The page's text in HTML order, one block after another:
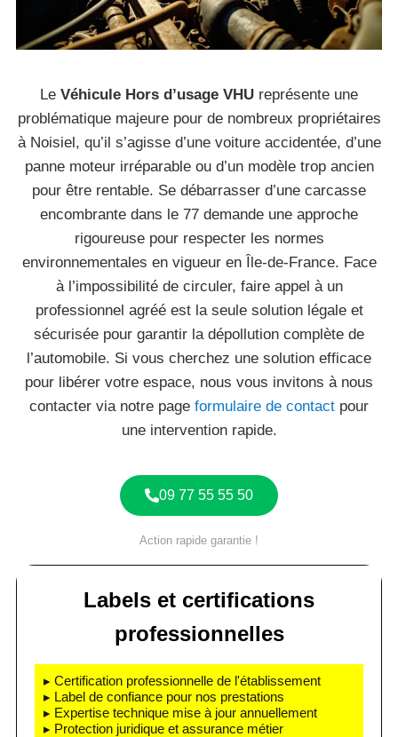
Le Véhicule Hors d’usage VHU représente une
problématique majeure pour de nombreux propriétaires
à Noisiel, qu’il s’agisse d’une voiture accidentée, d’une
panne moteur irréparable ou d’un modèle trop ancien
pour être rentable. Se débarrasser d’une carcasse
encombrante dans le 77 demande une approche
rigoureuse pour respecter les normes
environnementales en vigueur en Île-de-France. Face
à l’impossibilité de circuler, faire appel à un
professionnel agréé est la seule solution légale et
sécurisée pour garantir la dépollution complète de
l’automobile. Si vous cherchez une solution efficace
pour libérer votre espace, nous vous invitons à nous
contacter via notre page formulaire de contact pour
une intervention rapide.
09 77 55 55 50
Action rapide garantie !
Labels et certifications
professionnelles
▸ Certification professionnelle de l'établissement
▸ Label de confiance pour nos prestations
▸ Expertise technique mise à jour annuellement
▸ Protection juridique et assurance métier